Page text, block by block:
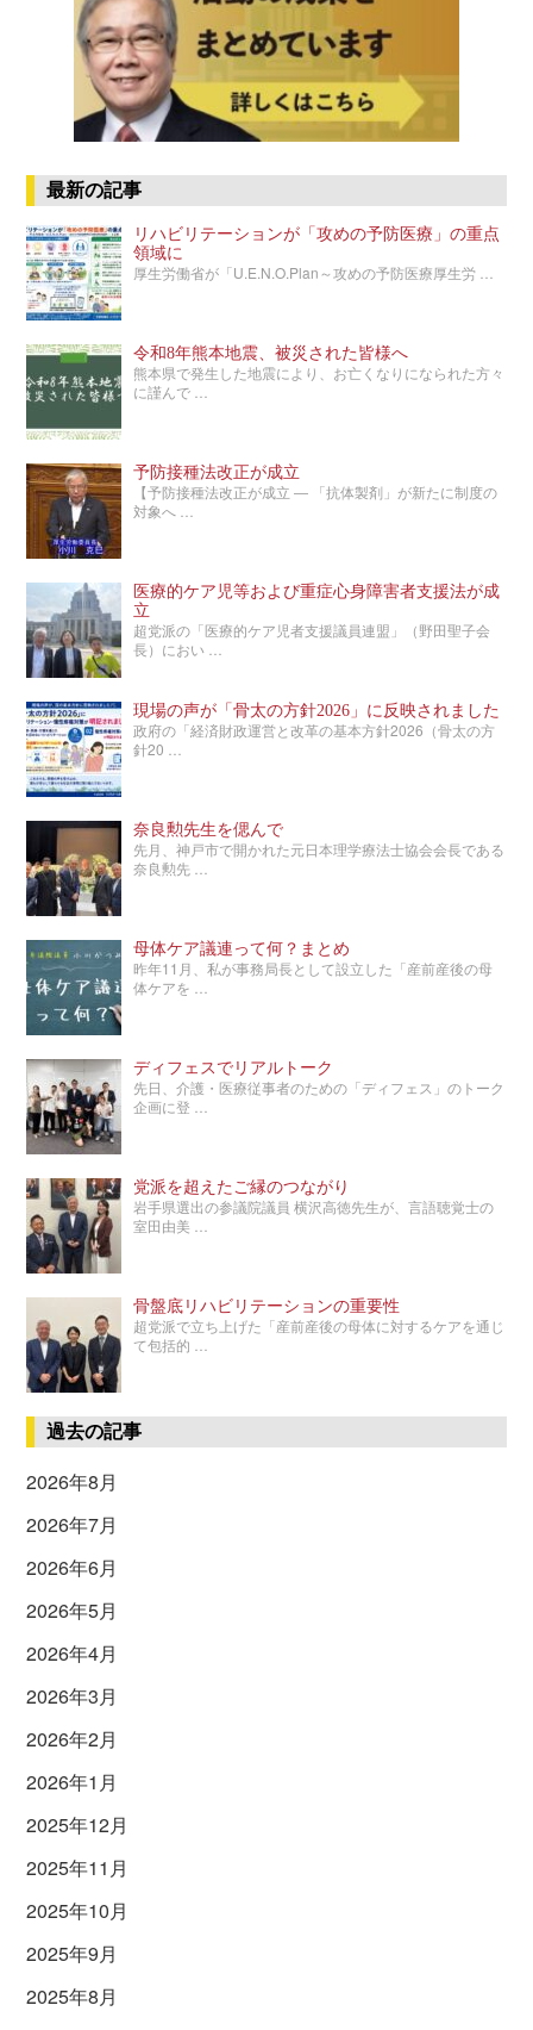
最新の記事
リハビリテーションが「攻めの予防医療」の重点
領域に
厚生労働省が「U.E.N.O.Plan～攻めの予防医療厚生労 …
令和8年熊本地震、被災された皆様へ
熊本県で発生した地震により、お亡くなりになられた方々
に謹んで …
予防接種法改正が成立
【予防接種法改正が成立 ― 「抗体製剤」が新たに制度の
対象へ …
医療的ケア児等および重症心身障害者支援法が成
立
超党派の「医療的ケア児者支援議員連盟」（野田聖子会
長）におい …
現場の声が「骨太の方針2026」に反映されました
政府の「経済財政運営と改革の基本方針2026（骨太の方
針20 …
奈良勲先生を偲んで
先月、神戸市で開かれた元日本理学療法士協会会長である
奈良勲先 …
母体ケア議連って何？まとめ
昨年11月、私が事務局長として設立した「産前産後の母
体ケアを …
ディフェスでリアルトーク
先日、介護・医療従事者のための「ディフェス」のトーク
企画に登 …
党派を超えたご縁のつながり
岩手県選出の参議院議員 横沢高徳先生が、言語聴覚士の
室田由美 …
骨盤底リハビリテーションの重要性
超党派で立ち上げた「産前産後の母体に対するケアを通じ
て包括的 …
過去の記事
2026年8月
2026年7月
2026年6月
2026年5月
2026年4月
2026年3月
2026年2月
2026年1月
2025年12月
2025年11月
2025年10月
2025年9月
2025年8月